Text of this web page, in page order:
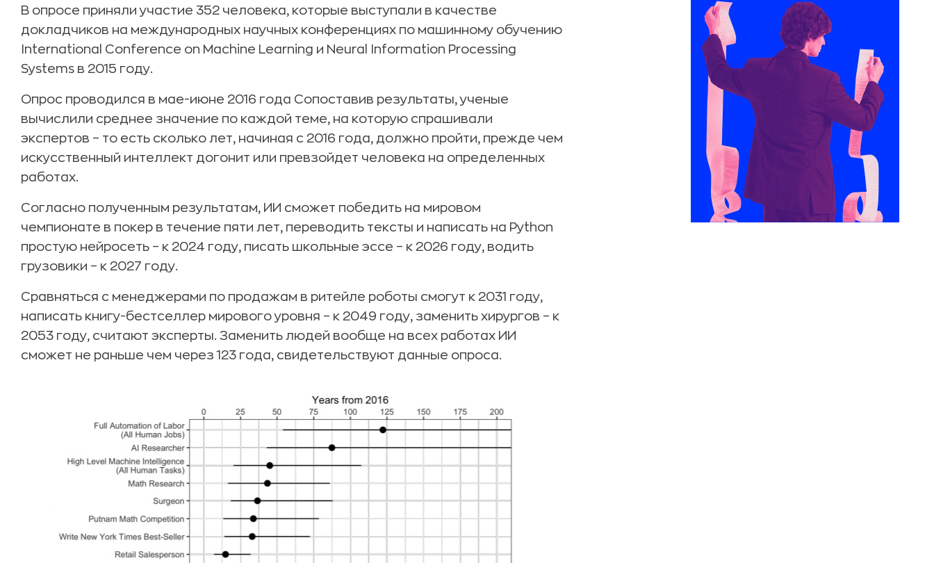
В опросе приняли участие 352 человека, которые выступали в качестве
докладчиков на международных научных конференциях по машинному обучению
International Conference on Machine Learning и Neural Information Processing
Systems в 2015 году.
Опрос проводился в мае-июне 2016 года Сопоставив результаты, ученые
вычислили среднее значение по каждой теме, на которую спрашивали
экспертов – то есть сколько лет, начиная с 2016 года, должно пройти, прежде чем
искусственный интеллект догонит или превзойдет человека на определенных
работах.
Согласно полученным результатам, ИИ сможет победить на мировом
чемпионате в покер в течение пяти лет, переводить тексты и написать на Python
простую нейросеть – к 2024 году, писать школьные эссе – к 2026 году, водить
грузовики – к 2027 году.
Сравняться с менеджерами по продажам в ритейле роботы смогут к 2031 году,
написать книгу-бестселлер мирового уровня – к 2049 году, заменить хирургов – к
2053 году, считают эксперты. Заменить людей вообще на всех работах ИИ
сможет не раньше чем через 123 года, свидетельствуют данные опроса.